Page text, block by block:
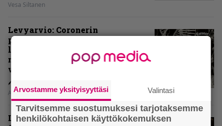
Vesa Siltanen
Levyarvio: Coronerin
paluualbumi 32 vuotta edellisen
levytyksen jälkeen ei voi
mitenkään täyttää odotuksia. Vai
voiko?
Aki Nuopponen
Levyarvio: Dirkschneider & The
Arvostamme yksityisyyttäsi Valintasi
Tarvitsemme suostumuksesi tarjotaksemme
henkilökohtaisen käyttökokemuksen